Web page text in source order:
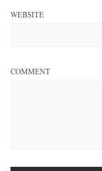
WEBSITE
COMMENT